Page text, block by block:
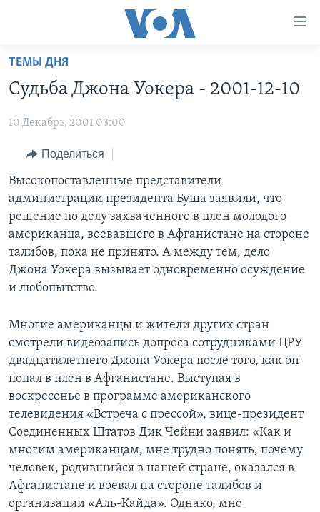
Перейти
основной
Перейти
навигации
Перейти
поиск
ГЛАВНОЕ
ПРОГРАММЫ
АМЕРИКА
НОВОСТИ ЗА МИНУТУ
ИТОГИ
ПОЧЕМУ ЭТО ВАЖНО?
ДИСКУССИЯ VOA
ДЕТАЛИ
НЬЮ-ЙОРК NEW YORK
ПРОЕКТЫ
УЧИМ АНГЛИЙСКИЙ
НАША АМЕРИКАНСКАЯ ИСТОРИЯ
А КАК В АМЕРИКЕ?
АРТЕФАКТЫ
АМЕРИКАНСКИЕ ГОРОДКИ
ТЕСТЫ
ЭКСПЕРТИЗА
ИНТЕРВЬЮ
ФАКТЫ ПРОТИВ ФЕЙКОВ
ЗА СВОБОДУ ПРЕССЫ
УЧИМ АНГЛИЙСКИЙ
ВИДЕО
Learning English
СОЦИАЛЬНЫЕ СЕТИ
Языки
ТЕМЫ ДНЯ
Судьба Джона Уокера - 2001-12-10
10 Декабрь, 2001 03:00
Поделиться
Высокопоставленные представители
администрации президента Буша заявили, что
решение по делу захваченного в плен молодого
американца, воевавшего в Афганистане на стороне
талибов, пока не принято. А между тем, дело
Джона Уокера вызывает одновременно осуждение
и любопытство.
Многие американцы и жители других стран
смотрели видеозапись допроса сотрудниками ЦРУ
двадцатилетнего Джона Уокера после того, как он
попал в плен в Афганистане. Выступая в
воскресенье в программе американского
телевидения «Встреча с прессой», вице-президент
Соединенных Штатов Дик Чейни заявил: «Как и
многим американцам, мне трудно понять, почему
человек, родившийся в нашей стране, оказался в
Афганистане и воевал на стороне талибов и
организации «Аль-Кайда». Однако, мне